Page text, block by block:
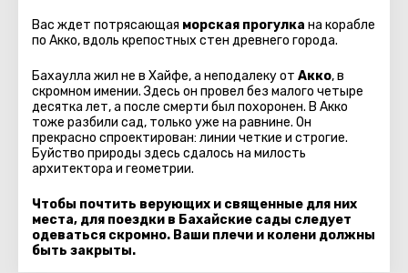
Вас ждет потрясающая морская прогулка на корабле
по Акко, вдоль крепостных стен древнего города.
Бахаулла жил не в Хайфе, а неподалеку от Акко, в
скромном имении. Здесь он провел без малого четыре
десятка лет, а после смерти был похоронен. В Акко
тоже разбили сад, только уже на равнине. Он
прекрасно спроектирован: линии четкие и строгие.
Буйство природы здесь сдалось на милость
архитектора и геометрии.
Чтобы почтить верующих и священные для них
места, для поездки в Бахайские сады следует
одеваться скромно. Ваши плечи и колени должны
быть закрыты.